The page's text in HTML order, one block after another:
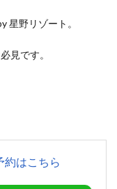
星野リゾート。
見です。
約はこちら